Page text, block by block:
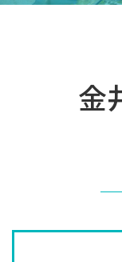
緊急通報
市営・町
賃貸店舗
よくある
ぐんま住まいの
金